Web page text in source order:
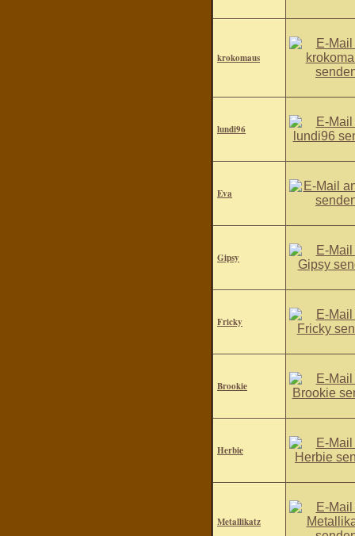
krokomaus
lundi96
Eva
Gipsy
Fricky
Brookie
Herbie
Metallikatz